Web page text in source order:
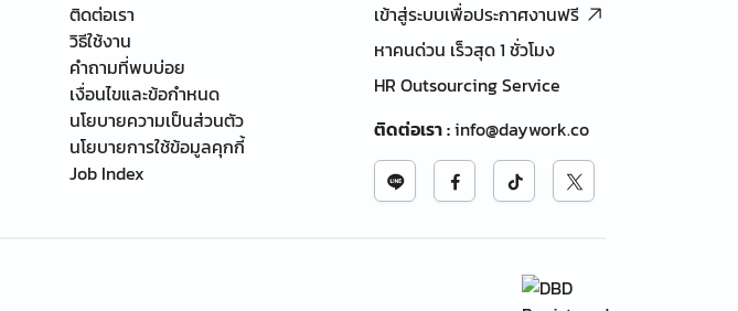
ติดต่อเรา
วิธีใช้งาน
คำถามที่พบบ่อย
เงื่อนไขและข้อกำหนด
นโยบายความเป็นส่วนตัว
นโยบายการใช้ข้อมูลคุกกี้
Job Index
เข้าสู่ระบบเพื่อประกาศงานฟรี
หาคนด่วน เร็วสุด 1 ชั่วโมง
HR Outsourcing Service
ติดต่อเรา:info@daywork.co